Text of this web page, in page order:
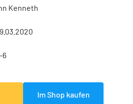
Kenneth
6
Im Shop kaufen